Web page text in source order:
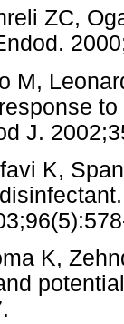
ZC,
M,
J.
K,
K,